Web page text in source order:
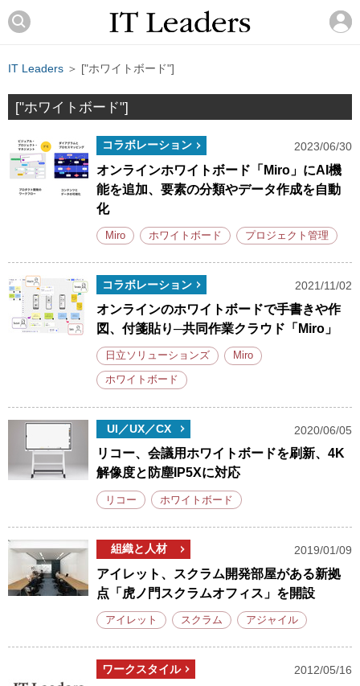
IT Leaders ＞ ["ホワイトボード"]
["ホワイトボード"]
コラボレーション 2023/06/30
オンラインホワイトボード「Miro」にAI機
能を追加、要素の分類やデータ作成を自動
化
Miro ホワイトボード プロジェクト管理
コラボレーション 2021/11/02
オンラインのホワイトボードで手書きや作
図、付箋貼り─共同作業クラウド「Miro」
日立ソリューションズ Miro
ホワイトボード
UI／UX／CX 2020/06/05
リコー、会議用ホワイトボードを刷新、4K
解像度と防塵IP5Xに対応
リコー ホワイトボード
組織と人材 2019/01/09
アイレット、スクラム開発部屋がある新拠
点「虎ノ門スクラムオフィス」を開設
アイレット スクラム アジャイル
ワークスタイル 2012/05/16